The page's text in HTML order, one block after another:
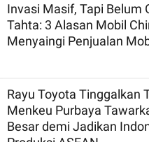
Invasi Masif, Tapi Belum
Tahta: 3 Alasan Mobil
Menyaingi Penjualan
Rayu Toyota Tinggalkan
Menkeu Purbaya
Besar demi Jadikan